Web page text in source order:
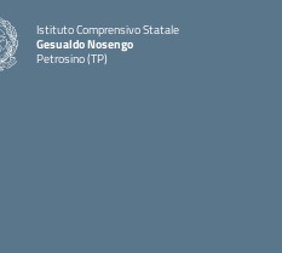
Istituto Comprensivo Statale
Gesualdo Nosengo
Petrosino (TP)